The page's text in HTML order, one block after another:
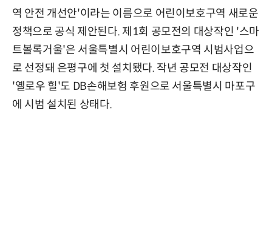
역 안전 개선안'이라는 이름으로 어린이보호구역 새로운
정책으로 공식 제안된다. 제1회 공모전의 대상작인 '스마
트볼록거울'은 서울특별시 어린이보호구역 시범사업으
로 선정돼 은평구에 첫 설치됐다. 작년 공모전 대상작인
'옐로우 힐'도 DB손해보험 후원으로 서울특별시 마포구
에 시범 설치된 상태다.